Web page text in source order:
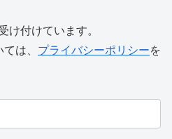
け付けています。
は、 プライバシーポリシーを